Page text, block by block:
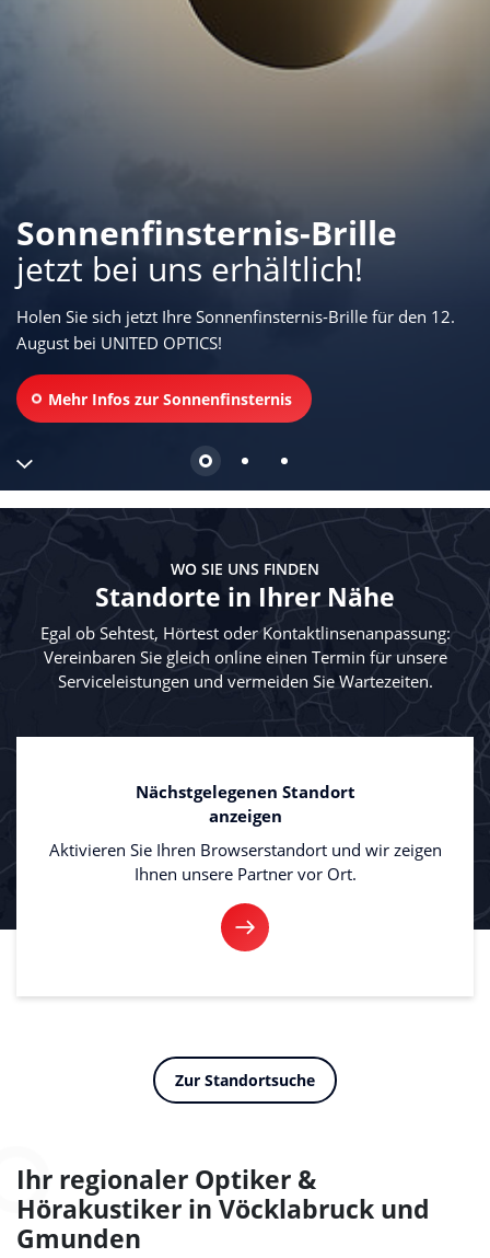
Sonnenfinsternis-Brille
jetzt bei uns erhältlich!
Holen Sie sich jetzt Ihre Sonnenfinsternis-Brille für den 12.
August bei UNITED OPTICS!
Mehr Infos zur Sonnenfinsternis
WO SIE UNS FINDEN
Standorte in Ihrer Nähe
Egal ob Sehtest, Hörtest oder Kontaktlinsenanpassung:
Vereinbaren Sie gleich online einen Termin für unsere
Serviceleistungen und vermeiden Sie Wartezeiten.
Nächstgelegenen Standort
anzeigen
Aktivieren Sie Ihren Browserstandort und wir zeigen
Ihnen unsere Partner vor Ort.
Zur Standortsuche
Ihr regionaler Optiker &
Hörakustiker in Vöcklabruck und
Gmunden